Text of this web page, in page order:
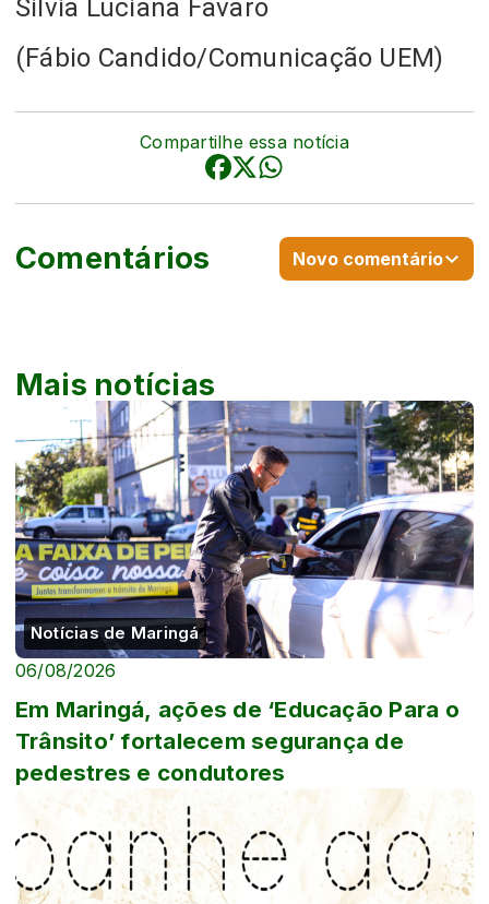
Silvia Luciana Favaro
(Fábio Candido/Comunicação UEM)
Compartilhe essa notícia
Comentários Novo comentário
Mais notícias
Notícias de Maringá
06/08/2026
Em Maringá, ações de ‘Educação Para o
Trânsito’ fortalecem segurança de
pedestres e condutores